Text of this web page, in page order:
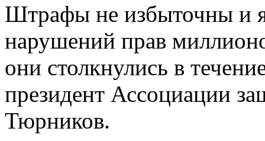
Штрафы не избыточны и
нарушений прав
они столкнулись в
президент Ассоциации
Тюрников.